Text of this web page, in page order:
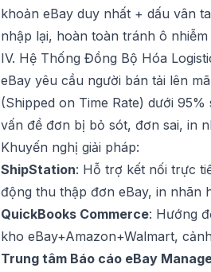
khoản eBay duy nhất + dấu vân
nhập lại, hoàn toàn tránh ô nhiễm
IV. Hệ Thống Đồng Bộ Hóa
eBay yêu cầu người bán tải lên
(Shipped on Time Rate) dưới
vấn đề đơn bị bỏ sót, đơn sai, in
Khuyến nghị giải pháp:
ShipStation: Hỗ trợ kết nối trực
động thu thập đơn eBay, in nhãn
QuickBooks Commerce: Hướng
kho eBay+Amazon+Walmart,
Trung tâm Báo cáo eBay